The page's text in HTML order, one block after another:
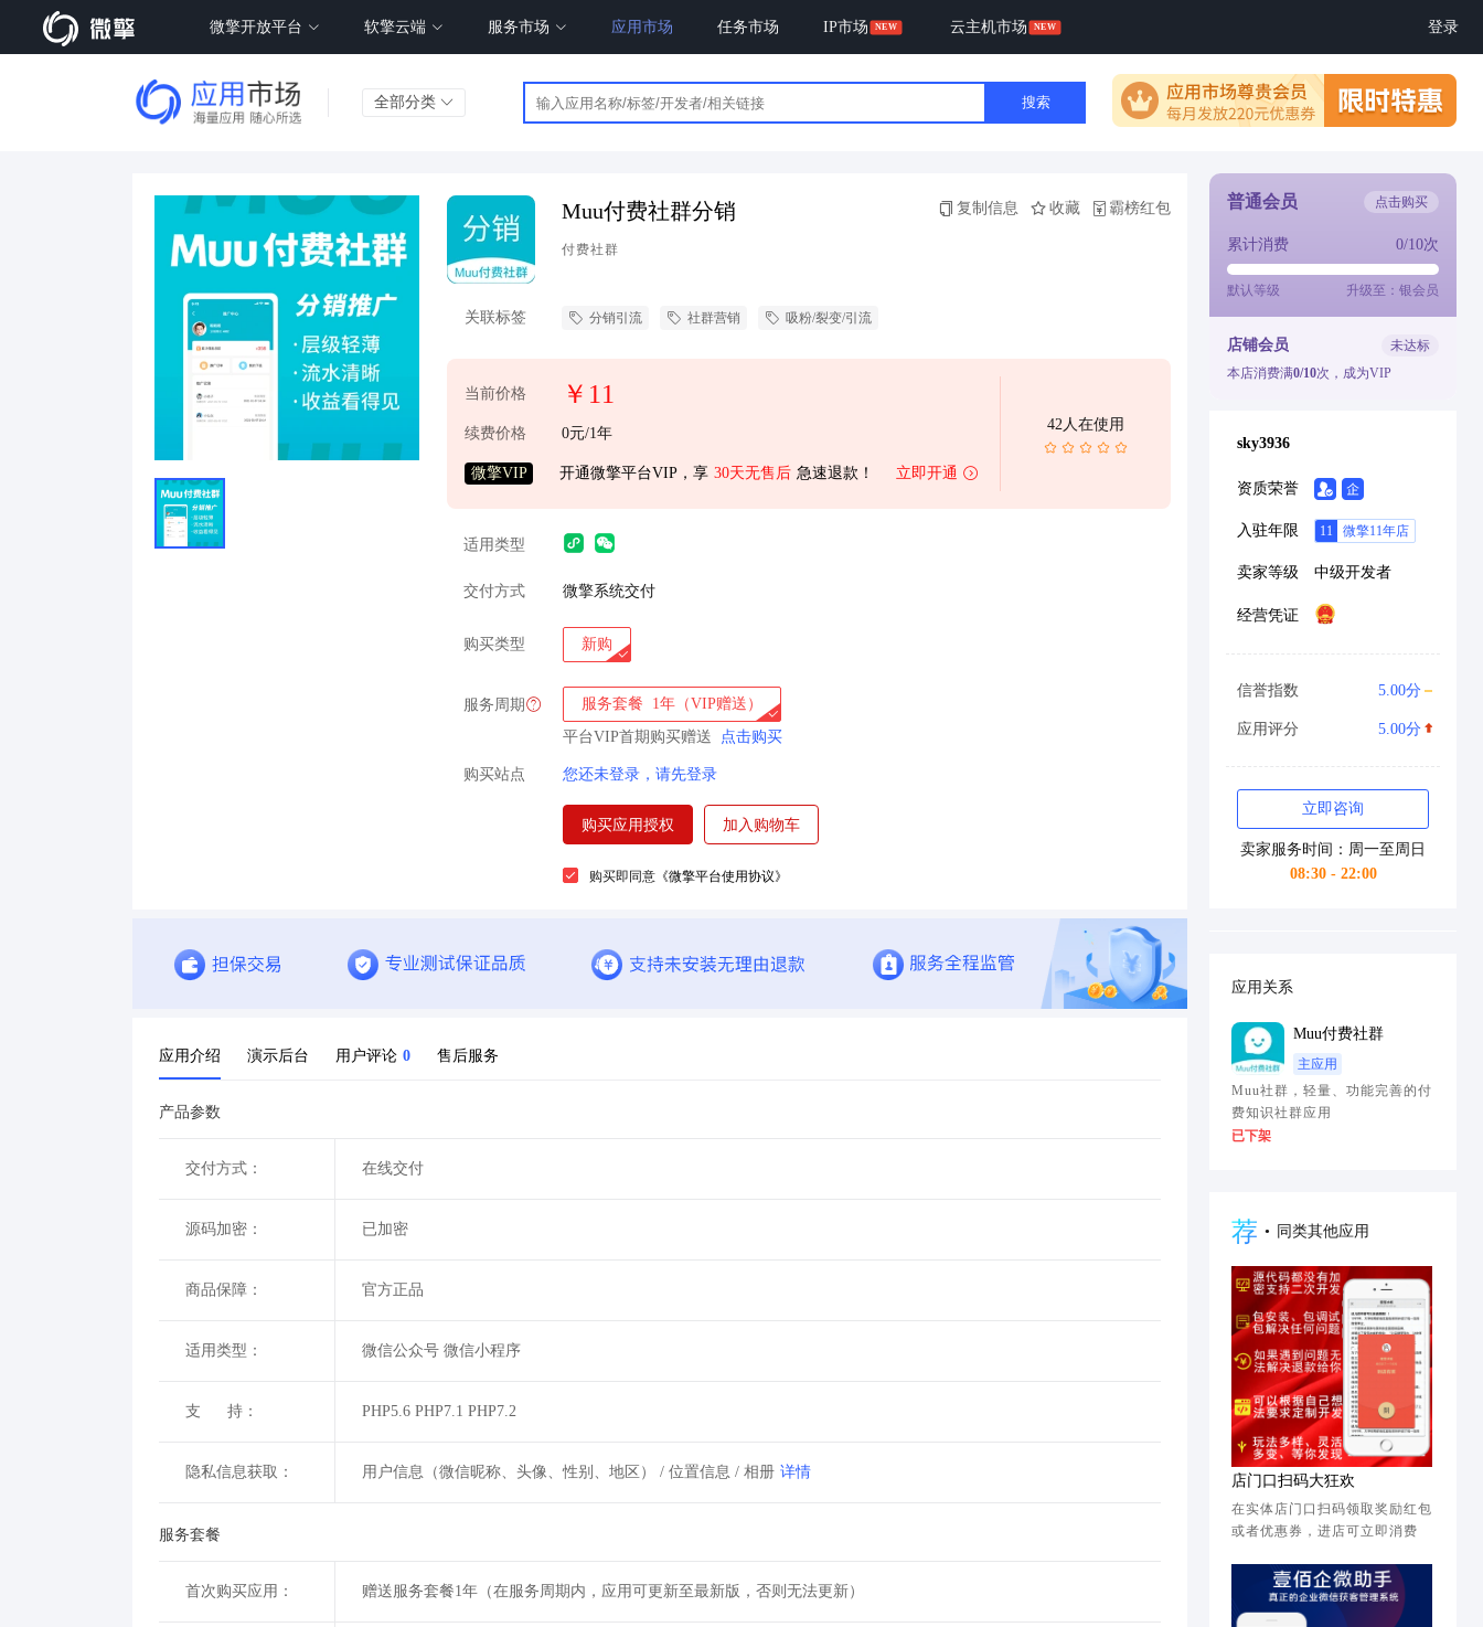
微擎开放平台 软擎云端 服务市场 应用市场 任务市场 IP市场 云主机市场 登录
全部分类 搜索
Muu付费社群分销 复制信息 收藏 霸榜红包
付费社群
关联标签 分销引流 社群营销 吸粉/裂变/引流
当前价格 ￥11
续费价格 0元/1年
微擎VIP 开通微擎平台VIP，享 30天无售后 急速退款！ 立即开通
42人在使用
适用类型
交付方式 微擎系统交付
购买类型 新购
服务周期 服务套餐
1年（VIP赠送）
平台VIP首期购买赠送
点击购买
购买站点 您还未登录，请先登录
购买应用授权 加入购物车
购买即同意 《微擎平台使用协议》
应用介绍 演示后台 用户评论 0 售后服务
产品参数
交付方式： 在线交付
源码加密： 已加密
商品保障： 官方正品
适用类型： 微信公众号 微信小程序
支 持： PHP5.6 PHP7.1 PHP7.2
隐私信息获取： 用户信息（微信昵称、头像、性别、地区） / 位置信息 / 相册 详情
服务套餐
首次购买应用： 赠送服务套餐1年（在服务周期内，应用可更新至最新版，否则无法更新）
普通会员 点击购买
累计消费 0/10次
默认等级 升级至：银会员
店铺会员
未达标
本店消费满0/10次，成为VIP
sky3936
资质荣誉
入驻年限
卖家等级 中级开发者
经营凭证
信誉指数 5.00分
应用评分 5.00分
立即咨询
卖家服务时间：周一至周日
08:30 - 22:00
应用关系
Muu付费社群
主应用
Muu社群，轻量、功能完善的付
费知识社群应用
已下架
荐 • 同类其他应用
店门口扫码大狂欢
在实体店门口扫码领取奖励红包
或者优惠券，进店可立即消费